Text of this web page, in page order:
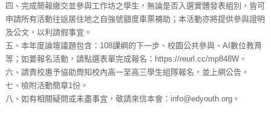
四、完成簡報繳交並參與工作坊之學生，無論是否入選實體發表組別，皆可
申請所有活動往返居住地之自強號額度車票補助；本活動亦將提供參與證明
及公文，以利請假事宜。
五、本年度論壇議題包含：108課綱的下一步、校園公共參與、AI數位教育
等；如要報名活動，請點選表單完成報名：https://reurl.cc/mp848W。
六、請貴校惠予協助周知校內高一至高三學生組隊報名，並上網公告。
七、檢附活動簡章1份。
八、如有相關疑問或未盡事宜，敬請來信本會：info@edyouth.org。